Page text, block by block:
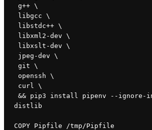
g++ \
libgcc \
libstdc++ \
libxml2-dev \
libxslt-dev \
jpeg-dev \
git \
openssh \
curl \
distlib
COPY Pipfile /tmp/Pipfile